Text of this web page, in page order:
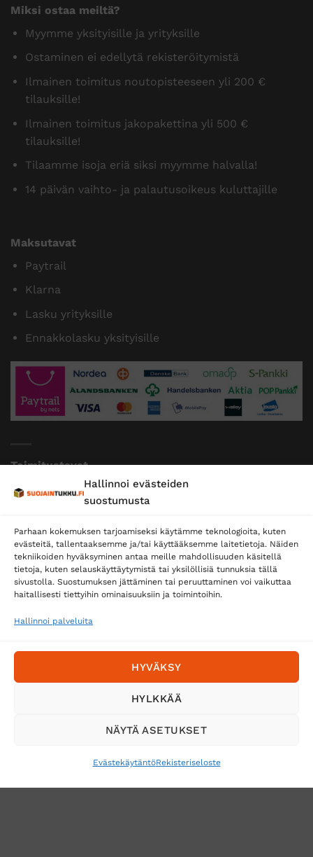
Hallinnoi evästeiden
suostumusta
Parhaan kokemuksen tarjoamiseksi käytämme teknologioita, kuten
evästeitä, tallentaaksemme ja/tai käyttääksemme laitetietoja. Näiden
tekniikoiden hyväksyminen antaa meille mahdollisuuden käsitellä
tietoja, kuten selauskäyttäytymistä tai yksilöllisiä tunnuksia tällä
sivustolla. Suostumuksen jättäminen tai peruuttaminen voi vaikuttaa
haitallisesti tiettyihin ominaisuuksiin ja toimintoihin.
Hallinnoi palveluita
HYVÄKSY
HYLKKÄÄ
NÄYTÄ ASETUKSET
EvästekäytäntöRekisteriseloste
Miksi ostaa meiltä?
Myymme yksityisille ja yrityksille
Ostaminen ei edellytä rekisteröitymistä
Ilmainen toimitus noutopisteeseen yli 200 €
tilauksille!
Ilmainen toimitus jakopakettina yli 500 €
tilauksille!
Tilaamme isoja eriä siksi myymme halvalla!
14 päivän vaihto- ja palautusoikeus kuluttajille
Maksutavat
Paytrail
Klarna
Lasku yrityksille
Ennakkolasku yksityisille
Toimitustavat
Posti
Postnord
Tilaa uutiskirje ja saat erikoisalennuksia